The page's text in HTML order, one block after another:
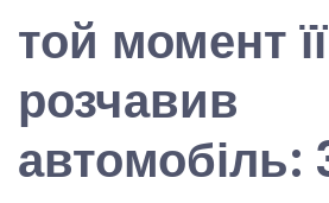
той момент її
розчавив
автомобіль: